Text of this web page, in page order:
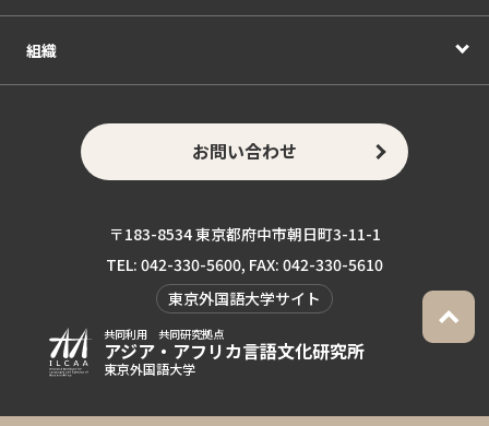
組織
お問い合わせ
〒183-8534 東京都府中市朝日町3-11-1
TEL: 042-330-5600, FAX: 042-330-5610
東京外国語大学サイト
共同利用 共同研究拠点
アジア・アフリカ言語文化研究所
東京外国語大学